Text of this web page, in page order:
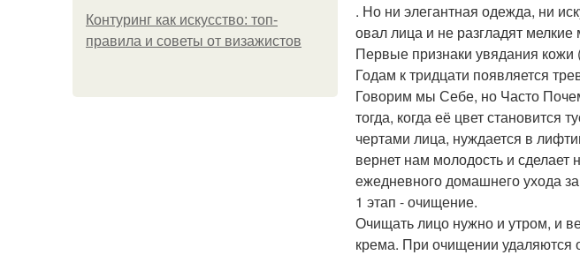
Контуринг как искусство: топ-
правила и советы от визажистов
. Но ни элегантная одежда, ни
овал лица и не разгладят
Первые признаки увядания кожи
Годам к тридцати появляется
Говорим мы Себе, но Часто
тогда, когда её цвет становится
чертами лица, нуждается в
вернет нам молодость и сделает
ежедневного домашнего ухода
1 этап - очищение.
Очищать лицо нужно и утром, и
крема. При очищении удаляются